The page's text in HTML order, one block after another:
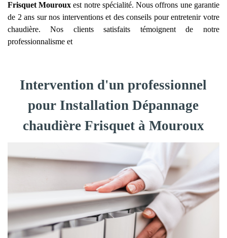
Frisquet Mouroux est notre spécialité. Nous offrons une garantie
de 2 ans sur nos interventions et des conseils pour entretenir votre
chaudière. Nos clients satisfaits témoignent de notre
professionnalisme et
Intervention d'un professionnel
pour Installation Dépannage
chaudière Frisquet à Mouroux